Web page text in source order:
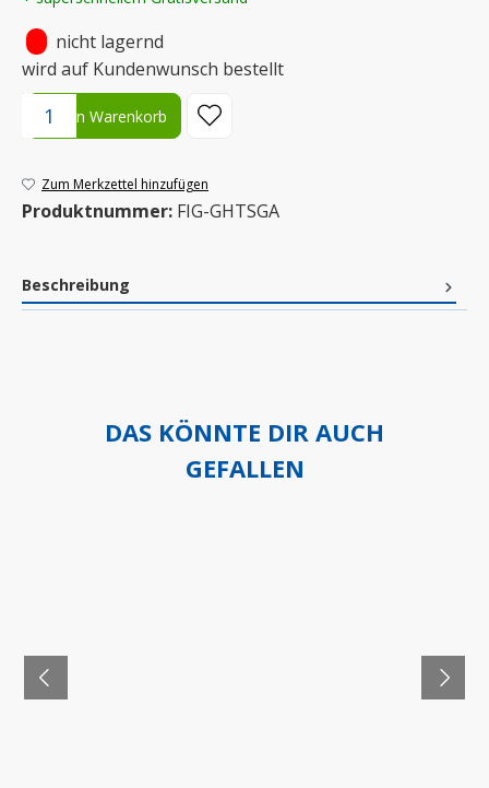
nicht lagernd
wird auf Kundenwunsch bestellt
Produkt Anzahl: Gib den gewünschten Wert ein oder benutze
In den Warenkorb
Zum Merkzettel hinzufügen
Produktnummer: FIG-GHTSGA
Beschreibung
DAS KÖNNTE DIR AUCH
GEFALLEN